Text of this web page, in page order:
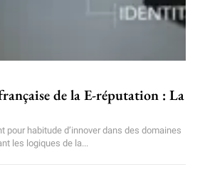
de la E-réputation : La
pour habitude d’innover dans des domaines
les logiques de la...